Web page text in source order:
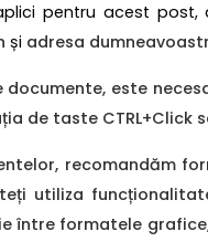
pentru acest post,
și adresa
este
de taste CTRL+Click
recomandăm
utiliza
între formatele